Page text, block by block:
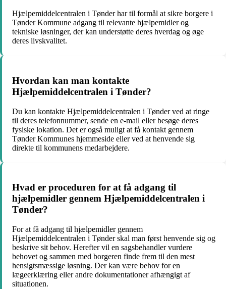
Hjælpemiddelcentralen i Tønder har til formål at sikre borgere i
Tønder Kommune adgang til relevante hjælpemidler og
tekniske løsninger, der kan understøtte deres hverdag og øge
deres livskvalitet.
Hvordan kan man kontakte
Hjælpemiddelcentralen i Tønder?
Du kan kontakte Hjælpemiddelcentralen i Tønder ved at ringe
til deres telefonnummer, sende en e-mail eller besøge deres
fysiske lokation. Det er også muligt at få kontakt gennem
Tønder Kommunes hjemmeside eller ved at henvende sig
direkte til kommunens medarbejdere.
Hvad er proceduren for at få adgang til
hjælpemidler gennem Hjælpemiddelcentralen i
Tønder?
For at få adgang til hjælpemidler gennem
Hjælpemiddelcentralen i Tønder skal man først henvende sig og
beskrive sit behov. Herefter vil en sagsbehandler vurdere
behovet og sammen med borgeren finde frem til den mest
hensigtsmæssige løsning. Der kan være behov for en
lægeerklæring eller andre dokumentationer afhængigt af
situationen.